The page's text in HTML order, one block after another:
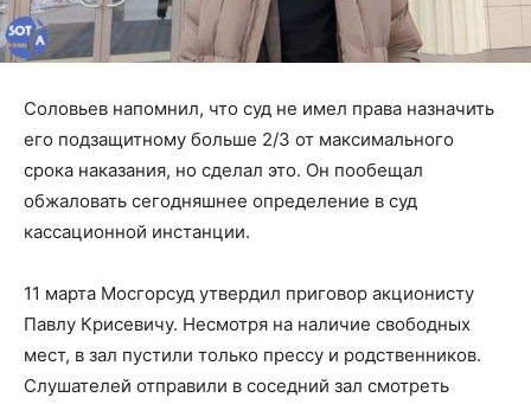
Соловьев напомнил, что суд не имел права назначить
его подзащитному больше 2/3 от максимального
срока наказания, но сделал это. Он пообещал
обжаловать сегодняшнее определение в суд
кассационной инстанции.
11 марта Мосгорсуд утвердил приговор акционисту
Павлу Крисевичу. Несмотря на наличие свободных
мест, в зал пустили только прессу и родственников.
Слушателей отправили в соседний зал смотреть